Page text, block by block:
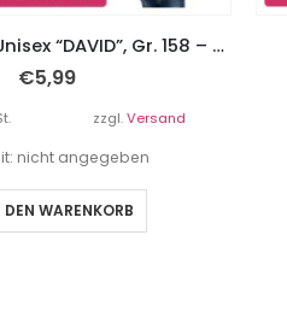
Kapuzenshirt, Unisex “DAVID”, Gr. 158 – Damengr. 46
€5,99
zzgl.Versand
nicht angegeben
DEN WARENKORB